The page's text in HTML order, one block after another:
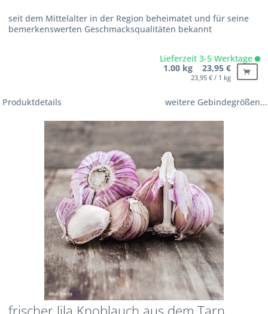
seit dem Mittelalter in der Region beheimatet und für seine
bemerkenswerten Geschmacksqualitäten bekannt
Lieferzeit 3-5 Werktage
1.00 kg 23,95 €
23,95 € / 1 kg
Produktdetails weitere Gebindegrößen...